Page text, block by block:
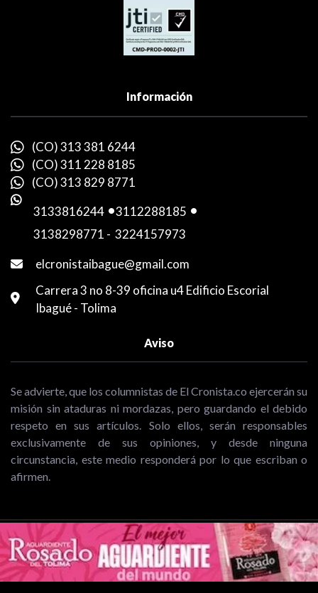
Información
(CO) 313 381 6244
(CO) 311 228 8185
(CO) 313 829 8771
3133816244 -3112288185 -
3138298771 - 3224157973
elcronistaibague@gmail.com
Carrera 3 no 8-39 oficina u4 Edificio Escorial
Ibagué - Tolima
Aviso
Se advierte, que los columnistas de El Cronista.co ejercerán su
misión sin ataduras ni mordazas, pero guardando el debido
respeto en sus artículos. Solo ellos, serán responsables
exclusivamente de sus opiniones, y desde ninguna
circunstancia, este medio responderá por lo que escriban o
afirmen.
Copyright © 2026 El Cronista | Periodismo de análisis y opinión de
Ibagué y el Tolima .Todos los Derechos Reservados